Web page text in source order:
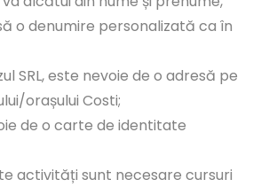
o denumire personalizată ca în
SRL, este nevoie de o adresă pe
orașului Costi;
de o carte de identitate
activități sunt necesare cursuri